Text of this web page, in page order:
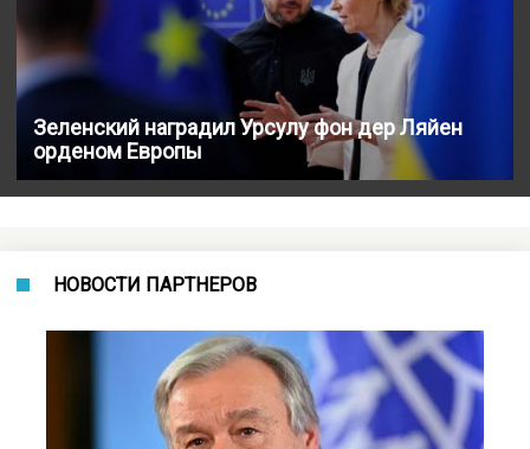
Зеленский наградил Урсулу фон дер Ляйен
орденом Европы
НОВОСТИ ПАРТНЕРОВ